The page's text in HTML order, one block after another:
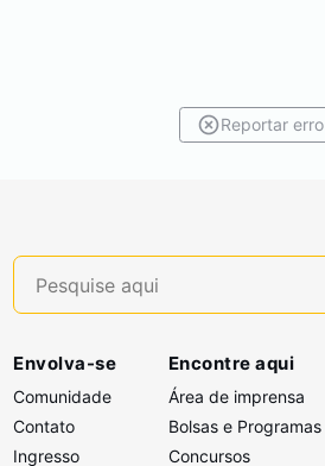
Reportar erro
Envolva-se
Comunidade
Contato
Ingresso
Encontre aqui
Área de imprensa
Bolsas e Programas
Concursos